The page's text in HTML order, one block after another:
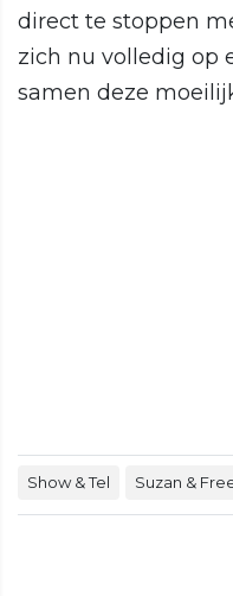
direct te stoppen
zich nu volledig op
samen deze
Show & Tel Suzan &